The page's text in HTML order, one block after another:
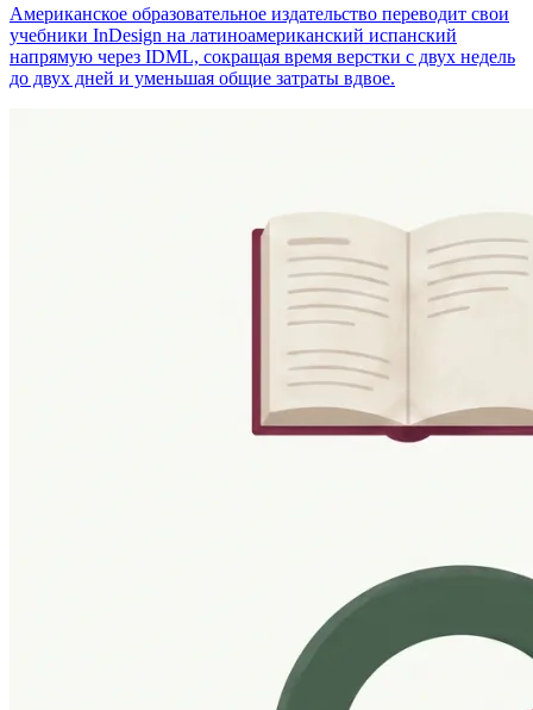
Американское образовательное издательство переводит свои
учебники InDesign на латиноамериканский испанский
напрямую через IDML, сокращая время верстки с двух недель
до двух дней и уменьшая общие затраты вдвое.